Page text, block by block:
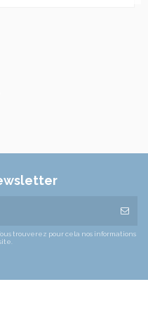
trouverez pour cela nos informations